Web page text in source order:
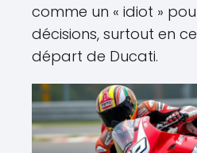
comme un « idiot »
décisions, surtout en
départ de Ducati.